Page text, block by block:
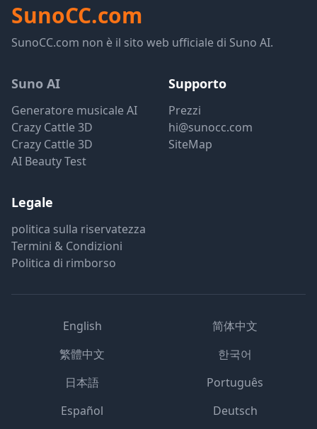
SunoCC.com
SunoCC.com non è il sito web ufficiale di Suno AI.
Suno AI
Generatore musicale AI
Crazy Cattle 3D
Crazy Cattle 3D
AI Beauty Test
Supporto
Prezzi
hi@sunocc.com
SiteMap
Legale
politica sulla riservatezza
Termini & Condizioni
Politica di rimborso
English
简体中文
繁體中文
한국어
日本語
Português
Español
Deutsch